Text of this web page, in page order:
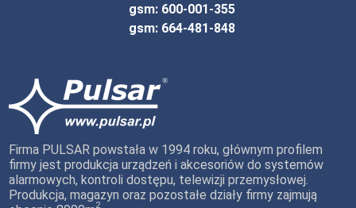
gsm: 600-001-355
gsm: 664-481-848
Firma PULSAR powstała w 1994 roku, głównym profilem
firmy jest produkcja urządzeń i akcesoriów do systemów
alarmowych, kontroli dostępu, telewizji przemysłowej.
Produkcja, magazyn oraz pozostałe działy firmy zajmują
2